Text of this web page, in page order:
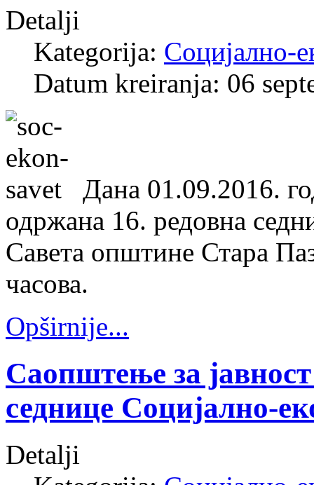
Detalji
Kategorija: Социјално-
Datum kreiranja: 06
Дана 01.09.2016.
одржана 16. редовна
Савета општине Стара
часова.
Opširnije...
Саопштење за
седнице Социјално-
Detalji